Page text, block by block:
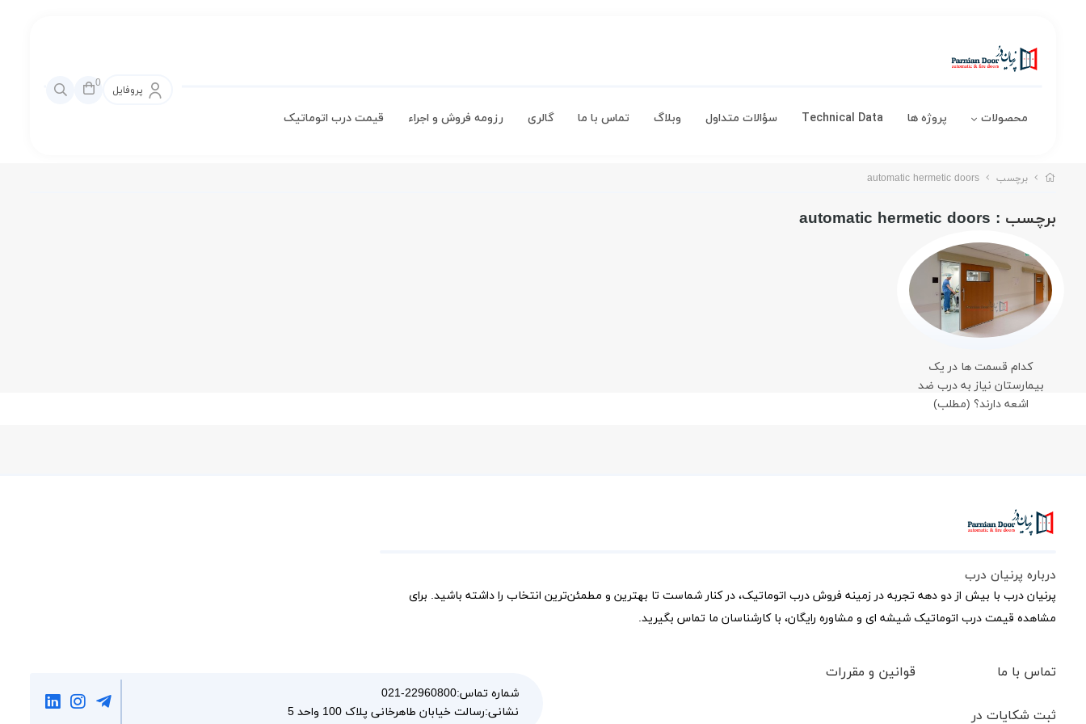
محصولات پروژه ها Technical Data سؤالات متداول وبلاگ تماس با ما گالری رزومه فروش و اجراء قیمت درب اتوماتیک
پروفایل
0
برچسب
برچسب : automatic hermetic doors
کدام قسمت ها در یک
بیمارستان نیاز به درب ضد
اشعه دارند؟ (مطلب)
درباره پرنیان درب
پرنیان درب با بیش از دو دهه تجربه در زمینه فروش درب اتوماتیک، در کنار شماست تا بهترین و مطمئن‌ترین انتخاب را داشته باشید. برای
مشاهده قیمت درب اتوماتیک شیشه ای و مشاوره رایگان، با کارشناسان ما تماس بگیرید.
تماس با ما قوانین و مقررات
ثبت شکایات در
شماره تماس:021-22960800
نشانی:رسالت خیابان طاهرخانی پلاک 100 واحد 5